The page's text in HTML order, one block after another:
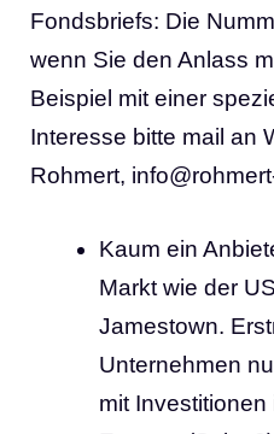
Fondsbriefs: Die
wenn Sie den Anlass
Beispiel mit einer
Interesse bitte mail an
Rohmert,
Kaum ein
Markt wie der
Jamestown.
Unternehmen
mit